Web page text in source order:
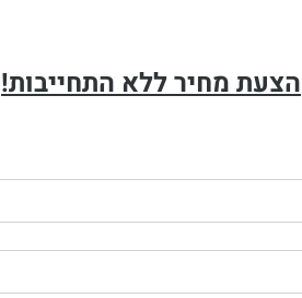
הצעת מחיר ללא התחייבות!